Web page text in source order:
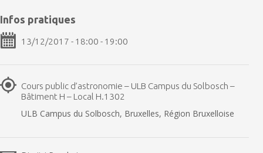
Infos pratiques
13/12/2017 - 18:00 - 19:00
Cours public d’astronomie – ULB Campus du Solbosch –
Bâtiment H – Local H.1302
ULB Campus du Solbosch, Bruxelles, Région Bruxelloise